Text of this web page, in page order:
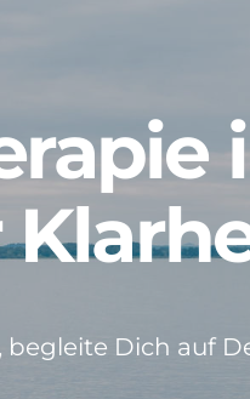
begleite Dich auf